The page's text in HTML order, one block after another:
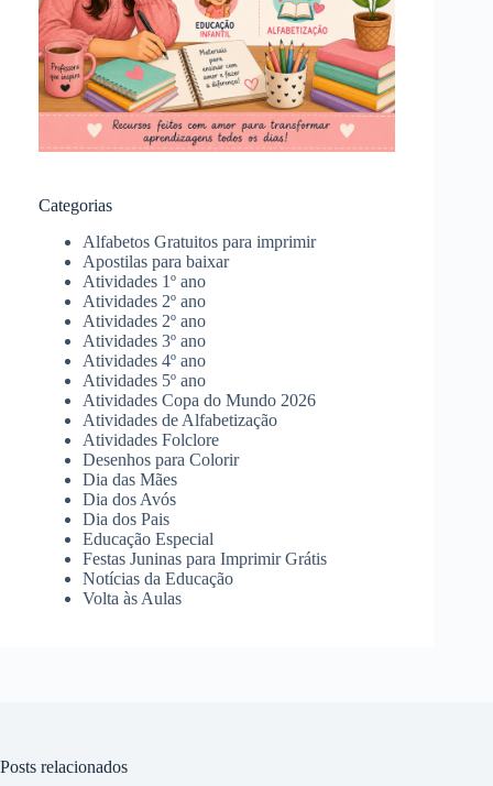
Categorias
Alfabetos Gratuitos para imprimir
Apostilas para baixar
Atividades 1º ano
Atividades 2º ano
Atividades 2º ano
Atividades 3º ano
Atividades 4º ano
Atividades 5º ano
Atividades Copa do Mundo 2026
Atividades de Alfabetização
Atividades Folclore
Desenhos para Colorir
Dia das Mães
Dia dos Avós
Dia dos Pais
Educação Especial
Festas Juninas para Imprimir Grátis
Notícias da Educação
Volta às Aulas
Posts relacionados